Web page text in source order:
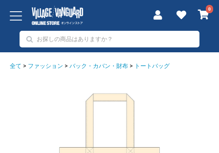
0
全て > ファッション > バック・カバン・財布 > トートバッグ